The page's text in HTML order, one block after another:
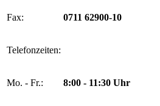
Fax: 0711 62900-10
Telefonzeiten:
Mo. - Fr.: 8:00 - 11:30 Uhr